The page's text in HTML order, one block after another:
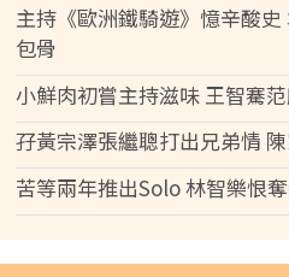
主持《歐洲鐵騎遊》憶辛酸
包骨
小鮮肉初嘗主持滋味 王智騫
孖黃宗澤張繼聰打出兄弟情
苦等兩年推出Solo 林智樂恨